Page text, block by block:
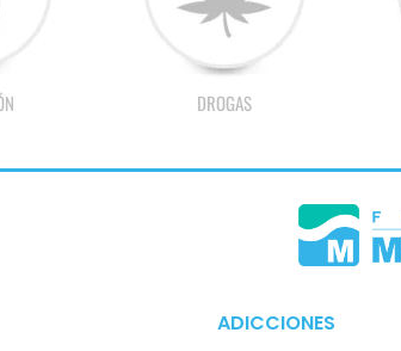
ALCOHOL
ADICCIONES